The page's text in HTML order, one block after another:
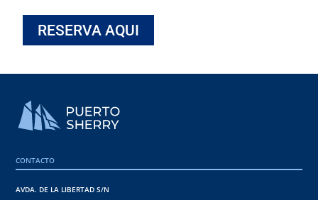
RESERVA AQUI
CONTACTO
AVDA. DE LA LIBERTAD S/N